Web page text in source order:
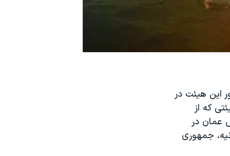
این هیئت در
که از
عمان در
جمهوری